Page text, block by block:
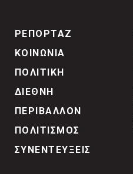
ΡΕΠΟΡΤΑΖ
ΚΟΙΝΩΝΙΑ
ΠΟΛΙΤΙΚΗ
ΔΙΕΘΝΗ
ΠΕΡΙΒΑΛΛΟΝ
ΠΟΛΙΤΙΣΜΟΣ
ΣΥΝΕΝΤΕΥΞΕΙΣ